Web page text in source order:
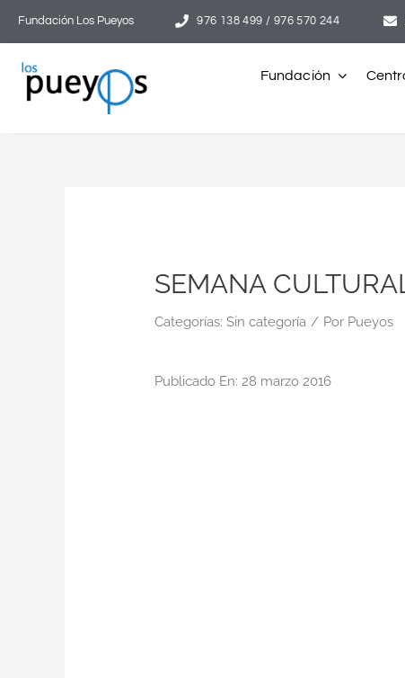
contenido
Fundación Los Pueyos 976 138 499 / 976 570 244
Fundación
SEMANA
Categorías: Sin categoría / Por Pueyos
Publicado En: 28 marzo 2016